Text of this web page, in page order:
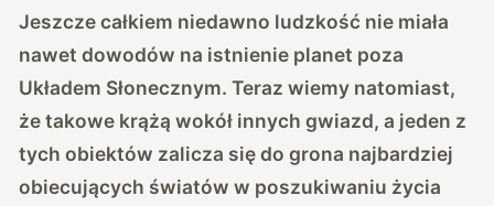
Jeszcze całkiem niedawno ludzkość nie miała
nawet dowodów na istnienie planet poza
Układem Słonecznym. Teraz wiemy natomiast,
że takowe krążą wokół innych gwiazd, a jeden z
tych obiektów zalicza się do grona najbardziej
obiecujących światów w poszukiwaniu życia